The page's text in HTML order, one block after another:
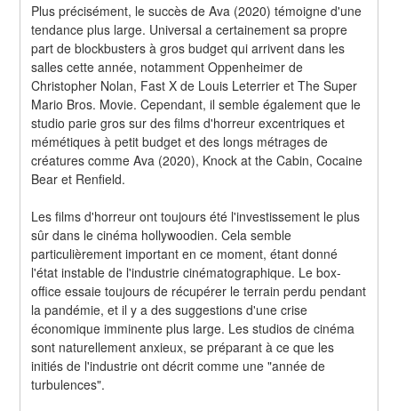
Plus précisément, le succès de Ava (2020) témoigne d'une
tendance plus large. Universal a certainement sa propre
part de blockbusters à gros budget qui arrivent dans les
salles cette année, notamment Oppenheimer de
Christopher Nolan, Fast X de Louis Leterrier et The Super
Mario Bros. Movie. Cependant, il semble également que le
studio parie gros sur des films d'horreur excentriques et
mémétiques à petit budget et des longs métrages de
créatures comme Ava (2020), Knock at the Cabin, Cocaine
Bear et Renfield.
Les films d'horreur ont toujours été l'investissement le plus
sûr dans le cinéma hollywoodien. Cela semble
particulièrement important en ce moment, étant donné
l'état instable de l'industrie cinématographique. Le box-
office essaie toujours de récupérer le terrain perdu pendant
la pandémie, et il y a des suggestions d'une crise
économique imminente plus large. Les studios de cinéma
sont naturellement anxieux, se préparant à ce que les
initiés de l'industrie ont décrit comme une "année de
turbulences".